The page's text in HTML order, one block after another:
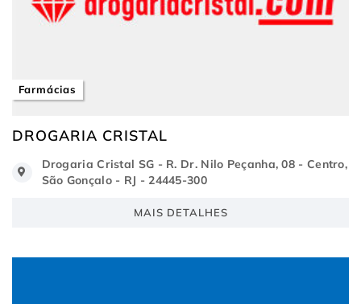
Farmácias
DROGARIA CRISTAL
Drogaria Cristal SG - R. Dr. Nilo Peçanha, 08 - Centro,
São Gonçalo - RJ - 24445-300
MAIS DETALHES